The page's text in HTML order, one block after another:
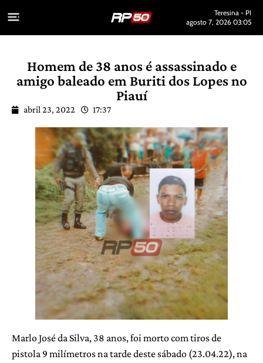
Teresina - PI
agosto 7, 2026 03:05
Homem de 38 anos é assassinado e
amigo baleado em Buriti dos Lopes no
Piauí
abril 23, 2022 17:37
Marlo José da Silva, 38 anos, foi morto com tiros de
pistola 9 milímetros na tarde deste sábado (23.04.22), na